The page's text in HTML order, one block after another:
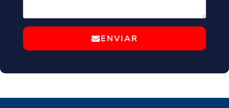
ENVIAR